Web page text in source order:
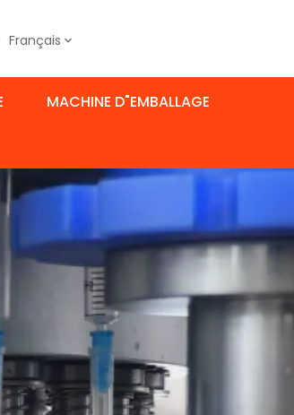
Français
MACHINE D"EMBALLAGE